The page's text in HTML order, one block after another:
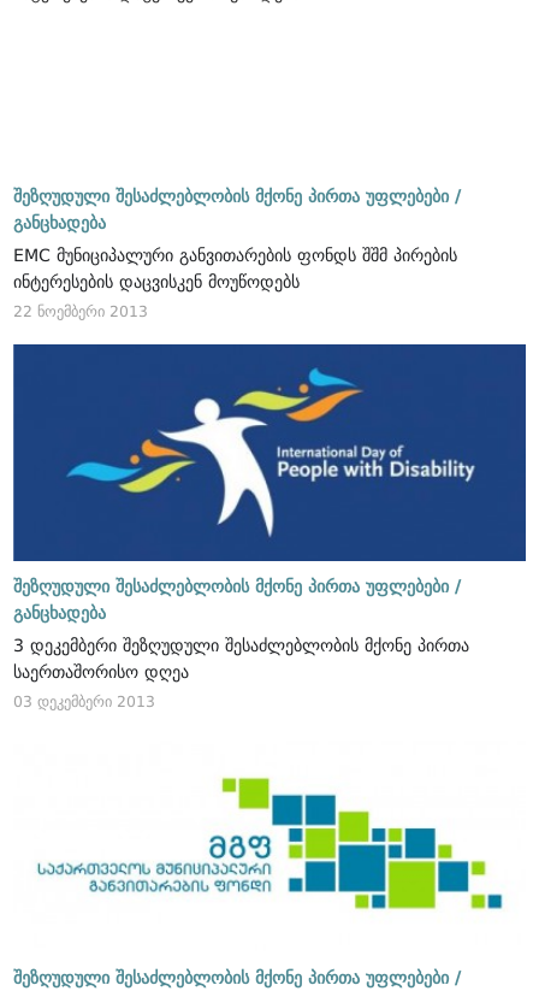
შეზღუდული შესაძლებლობის მქონე პირთა უფლებები /
განცხადება
EMC მუნიციპალური განვითარების ფონდს შშმ პირების
ინტერესების დაცვისკენ მოუწოდებს
22 ნოემბერი 2013
შეზღუდული შესაძლებლობის მქონე პირთა უფლებები /
განცხადება
3 დეკემბერი შეზღუდული შესაძლებლობის მქონე პირთა
საერთაშორისო დღეა
03 დეკემბერი 2013
შეზღუდული შესაძლებლობის მქონე პირთა უფლებები /